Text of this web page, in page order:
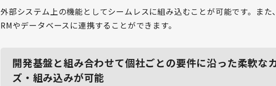
外部システム上の機能としてシームレスに組み込むことが可能です。また
RMやデータベースに連携することができます。
開発基盤と組み合わせて個社ごとの要件に沿った柔軟な
ズ・組み込みが可能